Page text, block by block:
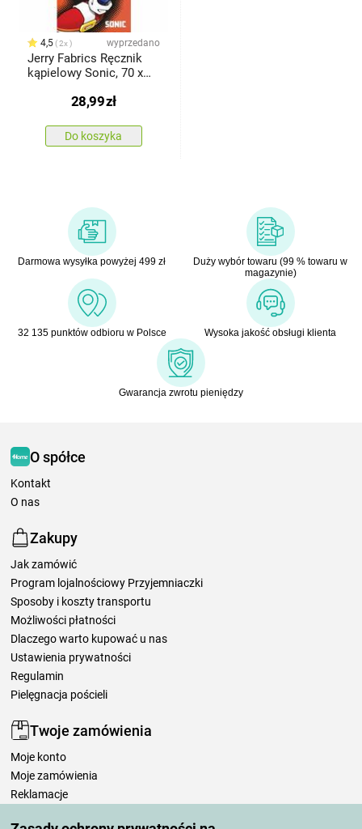
4,5 2x wyprzedano
Jerry Fabrics Ręcznik
kąpielowy Sonic, 70 x
28,99zł
Do koszyka
Darmowa wysyłka powyżej 499 zł
Duży wybór towaru (99 % towaru w
magazynie)
32 135 punktów odbioru w Polsce Wysoka jakość obsługi klienta
Gwarancja zwrotu pieniędzy
O spółce
Kontakt
O nas
Zakupy
Jak zamówić
Program lojalnościowy Przyjemniaczki
Sposoby i koszty transportu
Możliwości płatności
Dlaczego warto kupować u nas
Ustawienia prywatności
Regulamin
Pielęgnacja pościeli
Twoje zamówienia
Moje konto
Moje zamówienia
Reklamacje